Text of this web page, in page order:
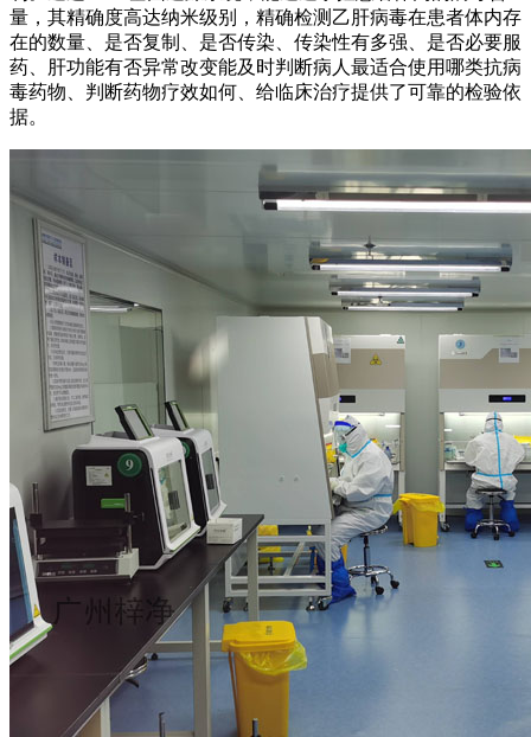
量，其精确度高达纳米级别，精确检测乙肝病毒在患者体内存
在的数量、是否复制、是否传染、传染性有多强、是否必要服
药、肝功能有否异常改变能及时判断病人最适合使用哪类抗病
毒药物、判断药物疗效如何、给临床治疗提供了可靠的检验依
据。